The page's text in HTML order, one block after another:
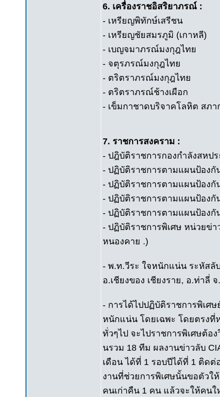
6. เครื่องราชอิสริยาภรณ์ :
- เหรียญพิทักษ์เสรีชน
- เหรียญชัยสมรภูมิ (เกาหลี)
- เบญจมาภรณ์มงกุฎไทย
- จตุรภรณ์มงกุฎไทย
- ตริตราภรณ์มงกุฎไทย
- ตริตราภรณ์ช้างเผือก
- เข็มกาชาดบริจาคโลหิต สภา
7. ราชการสงคราม :
- ปฎิบัติราชการกองกำลังสหป
- ปฏิบัติราชการตามแผนป้องกั
- ปฏิบัติราชการตามแผนป้องกั
- ปฏิบัติราชการตามแผนป้องกั
- ปฏิบัติราชการตามแผนป้องกั
- ปฏิบัติราชการพิเศษ หน่วยข่า
หนองคาย .)
- พ.ท.วีระ ใจหนักแน่น ระหัสลั
อ.เชียงของ เชียงราย, อ.ท่าลี่
- การได้ไปปฏิบัติราชการพิเศ
หนักแน่น โดยเฉพะ โดยตรง
ทั่วๆไป จะไปราชการพิเศษต้อ
นรวม 18 ทีม ผลงานข่าวลับ
เดือน ได้ที่ 1 รอบปีได้ที่ 1 ติด
งานที่ช่วยการพิเศษนั้นขอตัวใ
คนเก่าคืน 1 คน แล้วจะให้คนใ